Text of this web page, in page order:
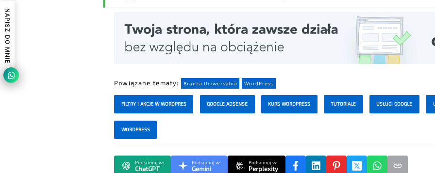
Powiązane tematy: Branża Uniwersalna WordPress
FILTRY I AKCJE W WORDPRES GOOGLE ADSENSE KURS WORDPRESS TUTORIALE USŁUGI GOOGLE
WORDPRESS
Podsumuj w:
ChatGPT
Podsumuj w:
Gemini
Podsumuj w:
Perplexity
NAPISZ DO MNIE